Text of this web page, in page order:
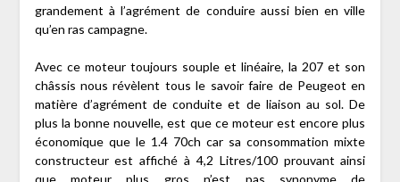
grandement à l’agrément de conduire aussi bien en ville
qu’en ras campagne.
Avec ce moteur toujours souple et linéaire, la 207 et son
châssis nous révèlent tous le savoir faire de Peugeot en
matière d’agrément de conduite et de liaison au sol. De
plus la bonne nouvelle, est que ce moteur est encore plus
économique que le 1.4 70ch car sa consommation mixte
constructeur est affiché à 4,2 Litres/100 prouvant ainsi
que moteur plus gros n’est pas synonyme de